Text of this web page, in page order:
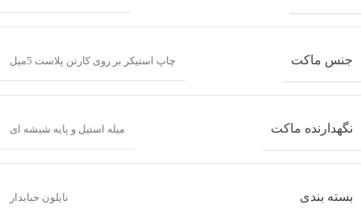
جنس ماکت چاپ استیکر بر روی کارتن پلاست 5میل
نگهدارنده ماکت میله استیل و پایه شیشه ای
بسته بندی نایلون حبابدار